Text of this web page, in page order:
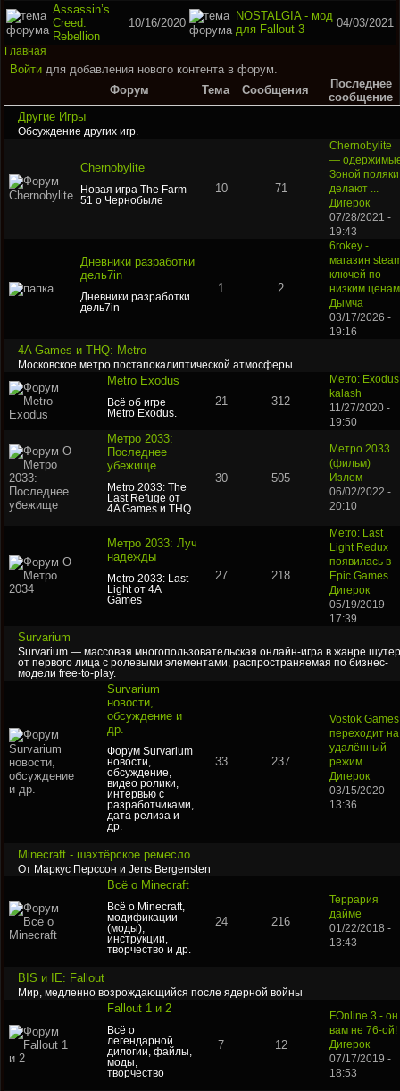
Assassin’s
Creed:
Rebellion
10/16/2020
NOSTALGIA - мод
для Fallout 3
04/03/2021
Главная
Войти для добавления нового контента в форум.
Форум
Тема Сообщения
Последнее
сообщение
Другие Игры
Обсуждение других игр.
Chernobylite
Новая игра The Farm
51 о Чернобыле
10 71
Chernobylite
—
Зоной поляки
делают ...
Дигерок
07/28/2021 -
19:43
Дневники разработки
дель7in
Дневники разработки
дель7in
1 2
6rokey -
магазин
ключей по
низким ценам
Дымча
03/17/2026 -
19:16
4A Games и THQ: Metro
Московское метро постапокалиптической атмосферы
Metro Exodus
Всё об игре
Metro Exodus.
21 312
Metro: Exodus
kalash
11/27/2020 -
19:50
Метро 2033:
Последнее
убежище
Metro 2033: The
Last Refuge от
4A Games и THQ
30 505
Метро 2033
(фильм)
Излом
06/02/2022 -
20:10
Метро 2033: Луч
надежды
Metro 2033: Last
Light от 4A
Games
27 218
Metro: Last
Light Redux
появилась в
Epic Games ...
Дигерок
05/19/2019 -
17:39
Survarium
Survarium — массовая многопользовательская онлайн-игра в жанре
от первого лица с ролевыми элементами, распространяемая по бизнес-
модели free-to-play.
Survarium
новости,
обсуждение и
др.
Форум Survarium
новости,
обсуждение,
видео ролики,
интервью с
разработчиками,
дата релиза и
др.
33 237
Vostok Games
переходит на
удалённый
режим ...
Дигерок
03/15/2020 -
13:36
Minecraft - шахтёрское ремесло
От Маркус Перссон и Jens Bergensten
Всё о Minecraft
Всё о Minecraft,
модификации
(моды),
инструкции,
творчество и др.
24 216
Террария
дайме
01/22/2018 -
13:43
BIS и IE: Fallout
Мир, медленно возрождающийся после ядерной войны
Fallout 1 и 2
Всё о
легендарной
дилогии, файлы,
моды,
творчество
7 12
FOnline 3 - он
вам не 76-ой!
Дигерок
07/17/2019 -
18:53